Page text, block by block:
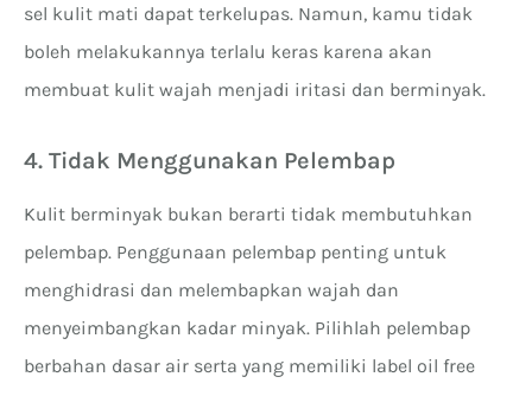
sel kulit mati dapat terkelupas. Namun, kamu tidak
boleh melakukannya terlalu keras karena akan
membuat kulit wajah menjadi iritasi dan berminyak.
4. Tidak Menggunakan Pelembap
Kulit berminyak bukan berarti tidak membutuhkan
pelembap. Penggunaan pelembap penting untuk
menghidrasi dan melembapkan wajah dan
menyeimbangkan kadar minyak. Pilihlah pelembap
berbahan dasar air serta yang memiliki label oil free